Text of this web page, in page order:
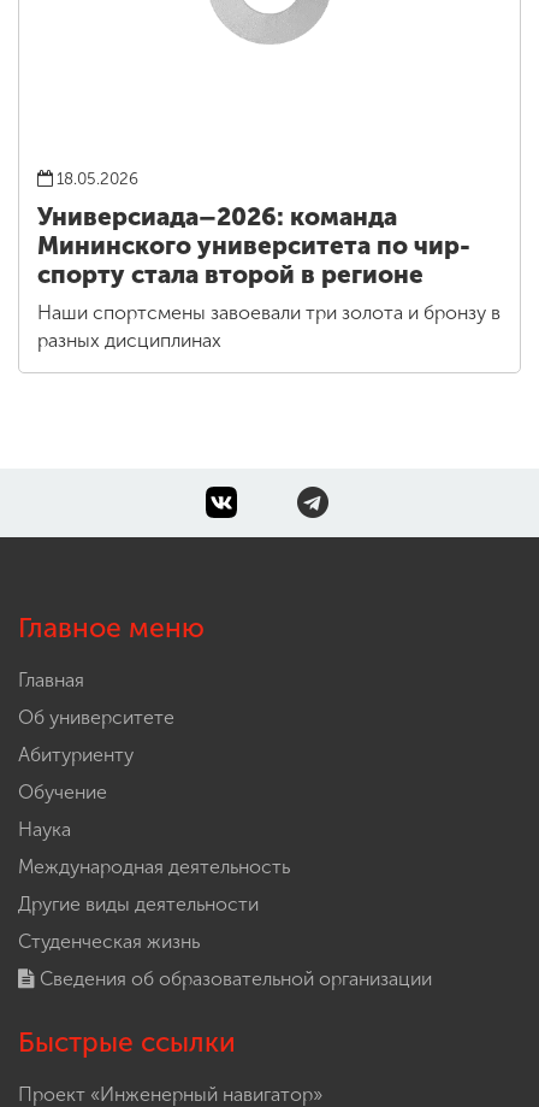
18.05.2026
Универсиада–2026: команда
Мининского университета по чир-
спорту стала второй в регионе
Наши спортсмены завоевали три золота и бронзу в
разных дисциплинах
Главное меню
Главная
Об университете
Абитуриенту
Обучение
Наука
Международная деятельность
Другие виды деятельности
Студенческая жизнь
Сведения об образовательной организации
Быстрые ссылки
Проект «Инженерный навигатор»